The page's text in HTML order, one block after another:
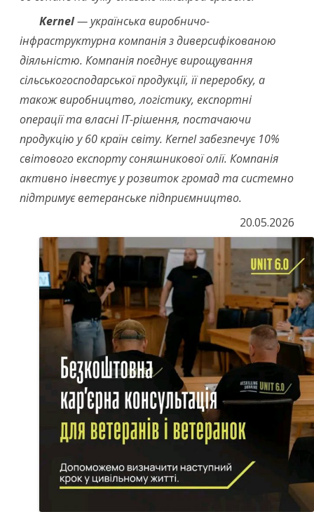
Kernel— українська виробничо-
інфраструктурна компанія з диверсифікованою
діяльністю. Компанія поєднує вирощування
сільськогосподарської продукції, її переробку, а
також виробництво, логістику, експортні
операції та власні ІТ-рішення, постачаючи
продукцію у 60 країн світу. Kernel забезпечує 10%
світового експорту соняшникової олії. Компанія
активно інвестує у розвиток громад та системно
підтримує ветеранське підприємництво.
20.05.2026